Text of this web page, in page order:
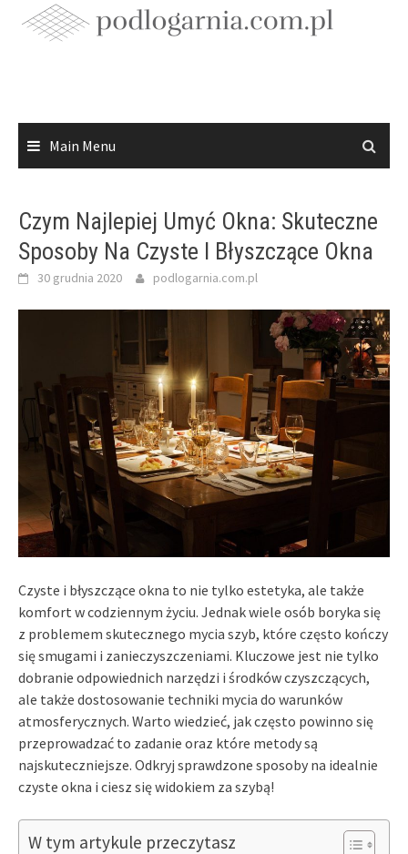
Main Menu
Czym Najlepiej Umyć Okna: Skuteczne
Sposoby Na Czyste I Błyszczące Okna
30 grudnia 2020 podlogarnia.com.pl
Czyste i błyszczące okna to nie tylko estetyka, ale także
komfort w codziennym życiu. Jednak wiele osób boryka się
z problemem skutecznego mycia szyb, które często kończy
się smugami i zanieczyszczeniami. Kluczowe jest nie tylko
dobranie odpowiednich narzędzi i środków czyszczących,
ale także dostosowanie techniki mycia do warunków
atmosferycznych. Warto wiedzieć, jak często powinno się
przeprowadzać to zadanie oraz które metody są
najskuteczniejsze. Odkryj sprawdzone sposoby na idealnie
czyste okna i ciesz się widokiem za szybą!
W tym artykule przeczytasz